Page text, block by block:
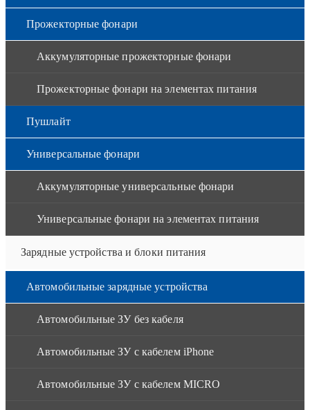
Прожекторные фонари
Аккумуляторные прожекторные фонари
Прожекторные фонари на элементах питания
Пушлайт
Универсальные фонари
Аккумуляторные универсальные фонари
Универсальные фонари на элементах питания
Зарядные устройства и блоки питания
Автомобильные зарядные устройства
Автомобильные ЗУ без кабеля
Автомобильные ЗУ с кабелем iPhone
Автомобильные ЗУ с кабелем MICRO